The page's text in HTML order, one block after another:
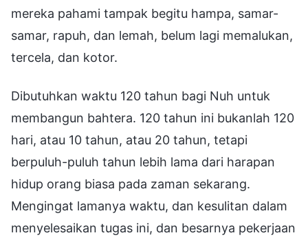
mereka pahami tampak begitu hampa, samar-
samar, rapuh, dan lemah, belum lagi memalukan,
tercela, dan kotor.
Dibutuhkan waktu 120 tahun bagi Nuh untuk
membangun bahtera. 120 tahun ini bukanlah 120
hari, atau 10 tahun, atau 20 tahun, tetapi
berpuluh-puluh tahun lebih lama dari harapan
hidup orang biasa pada zaman sekarang.
Mengingat lamanya waktu, dan kesulitan dalam
menyelesaikan tugas ini, dan besarnya pekerjaan